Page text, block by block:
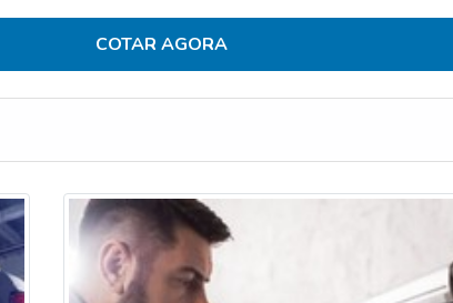
em análise em relação à corrosão.Os ensaios de
na sua empregabilid
COTAR AGORA